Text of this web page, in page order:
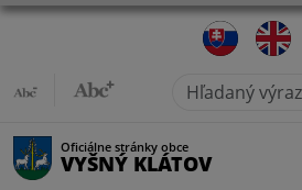
Hľadaný výraz...
Oficiálne stránky obce
VYŠNÝ KLÁTOV